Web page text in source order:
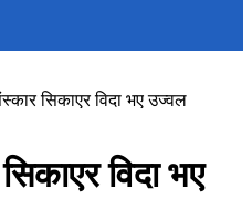
सिकाएर विदा भए उज्वल
विदा भए